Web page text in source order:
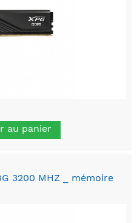
au panier
3200 MHZ _ mémoire